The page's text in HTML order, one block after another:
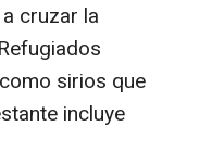
cruzar la
sirios que
incluye